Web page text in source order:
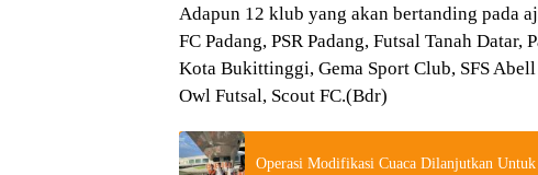
Adapun 12 klub yang akan bertanding pada
FC Padang, PSR Padang, Futsal Tanah
Kota Bukittinggi, Gema Sport Club, SFS Abell
Owl Futsal, Scout FC.(Bdr)
Operasi Modifikasi Cuaca Dilanjutkan